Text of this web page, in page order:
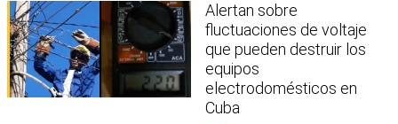
Alertan sobre
fluctuaciones de voltaje
que pueden destruir los
equipos
electrodomésticos en
Cuba